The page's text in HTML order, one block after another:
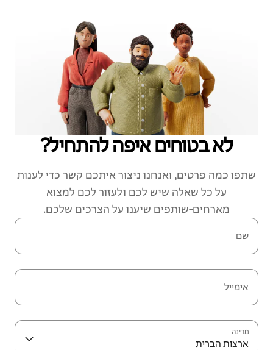
לא בטוחים איפה להתחיל?
שתפו כמה פרטים, ואנחנו ניצור איתכם קשר כדי לענות
על כל שאלה שיש לכם ולעזור לכם למצוא
מארחים‑שותפים שיענו על הצרכים שלכם.
שם
אימייל
מדינה
ארצות הברית